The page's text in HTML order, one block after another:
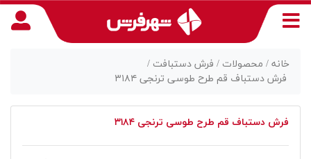
خانه / محصولات / فرش دستبافت /
فرش دستباف قم طرح طوسی ترنجی ۳۱۸۴
فرش دستباف قم طرح طوسی ترنجی ۳۱۸۴